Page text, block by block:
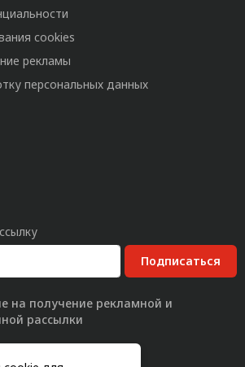
cookies
рекламы
персональных данных
Подписаться
на получение рекламной и
рассылки